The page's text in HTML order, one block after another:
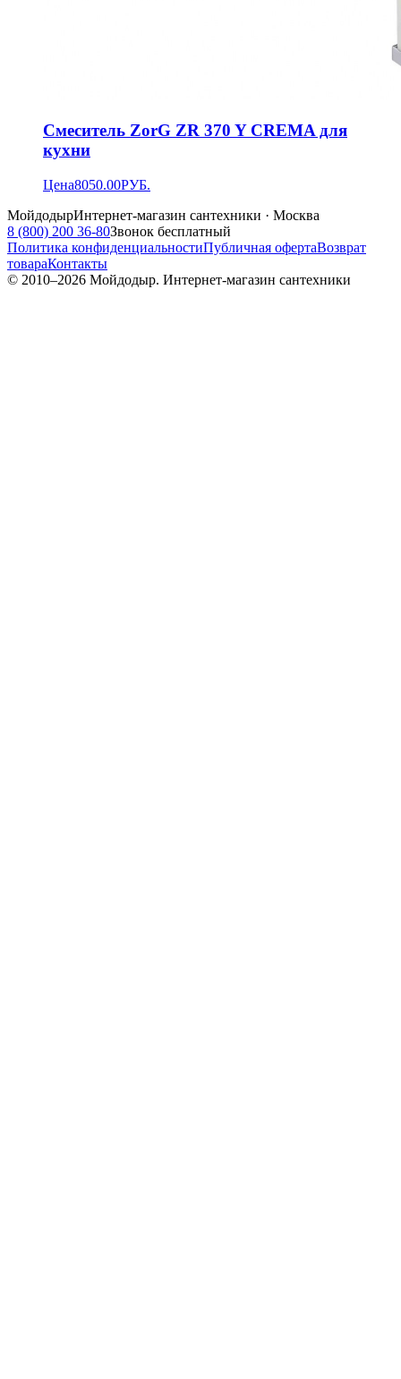
Смеситель ZorG ZR 370 Y CREMA для
кухни
Цена8050.00РУБ.
МойдодырИнтернет-магазин сантехники · Москва
8 (800) 200 36-80Звонок бесплатный
Политика конфиденциальностиПубличная офертаВозврат
товараКонтакты
© 2010–2026 Мойдодыр. Интернет-магазин сантехники